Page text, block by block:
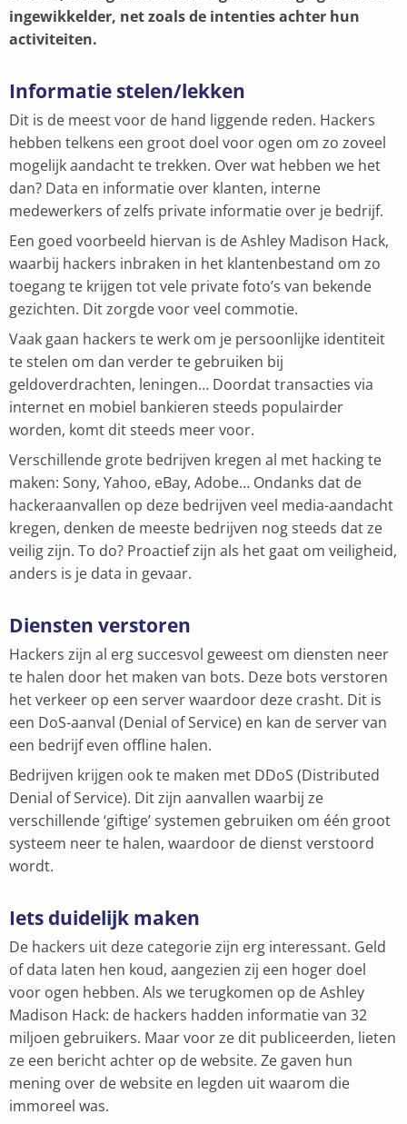
ingewikkelder, net zoals de intenties achter hun
activiteiten.
Informatie stelen/lekken
Dit is de meest voor de hand liggende reden. Hackers
hebben telkens een groot doel voor ogen om zo zoveel
mogelijk aandacht te trekken. Over wat hebben we het
dan? Data en informatie over klanten, interne
medewerkers of zelfs private informatie over je bedrijf.
Een goed voorbeeld hiervan is de Ashley Madison Hack,
waarbij hackers inbraken in het klantenbestand om zo
toegang te krijgen tot vele private foto’s van bekende
gezichten. Dit zorgde voor veel commotie.
Vaak gaan hackers te werk om je persoonlijke identiteit
te stelen om dan verder te gebruiken bij
geldoverdrachten, leningen… Doordat transacties via
internet en mobiel bankieren steeds populairder
worden, komt dit steeds meer voor.
Verschillende grote bedrijven kregen al met hacking te
maken: Sony, Yahoo, eBay, Adobe… Ondanks dat de
hackeraanvallen op deze bedrijven veel media-aandacht
kregen, denken de meeste bedrijven nog steeds dat ze
veilig zijn. To do? Proactief zijn als het gaat om veiligheid,
anders is je data in gevaar.
Diensten verstoren
Hackers zijn al erg succesvol geweest om diensten neer
te halen door het maken van bots. Deze bots verstoren
het verkeer op een server waardoor deze crasht. Dit is
een DoS-aanval (Denial of Service) en kan de server van
een bedrijf even offline halen.
Bedrijven krijgen ook te maken met DDoS (Distributed
Denial of Service). Dit zijn aanvallen waarbij ze
verschillende ‘giftige’ systemen gebruiken om één groot
systeem neer te halen, waardoor de dienst verstoord
wordt.
Iets duidelijk maken
De hackers uit deze categorie zijn erg interessant. Geld
of data laten hen koud, aangezien zij een hoger doel
voor ogen hebben. Als we terugkomen op de Ashley
Madison Hack: de hackers hadden informatie van 32
miljoen gebruikers. Maar voor ze dit publiceerden, lieten
ze een bericht achter op de website. Ze gaven hun
mening over de website en legden uit waarom die
immoreel was.